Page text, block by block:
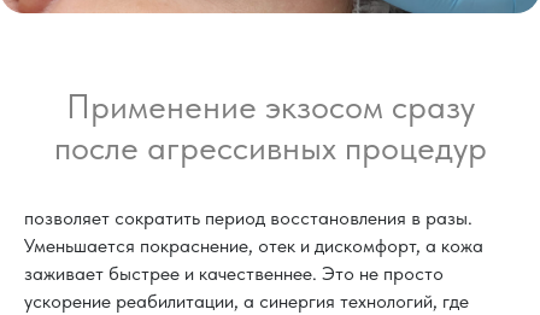
Применение экзосом сразу
после агрессивных процедур
позволяет сократить период восстановления в разы.
Уменьшается покраснение, отек и дискомфорт, а кожа
заживает быстрее и качественнее. Это не просто
ускорение реабилитации, а синергия технологий, где